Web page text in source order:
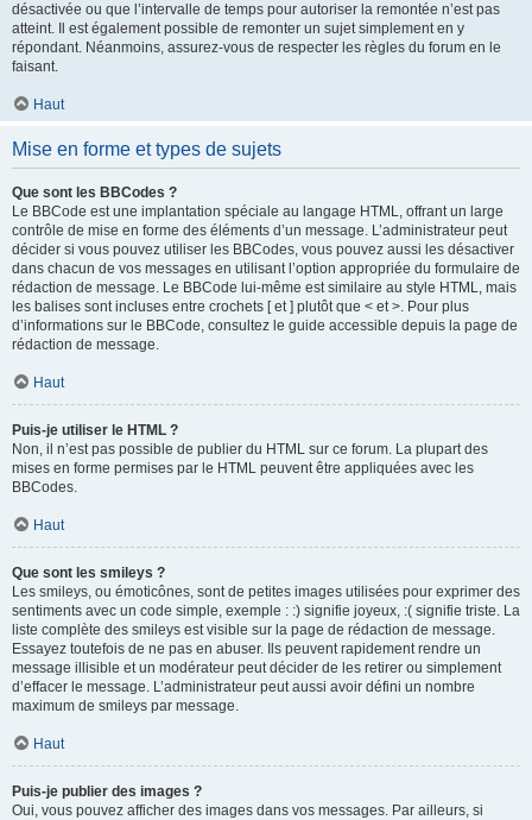
désactivée ou que l’intervalle de temps pour autoriser la remontée n’est pas
atteint. Il est également possible de remonter un sujet simplement en y
répondant. Néanmoins, assurez-vous de respecter les règles du forum en le
faisant.
Haut
Mise en forme et types de sujets
Que sont les BBCodes ?
Le BBCode est une implantation spéciale au langage HTML, offrant un large
contrôle de mise en forme des éléments d’un message. L’administrateur peut
décider si vous pouvez utiliser les BBCodes, vous pouvez aussi les désactiver
dans chacun de vos messages en utilisant l’option appropriée du formulaire de
rédaction de message. Le BBCode lui-même est similaire au style HTML, mais
les balises sont incluses entre crochets [ et ] plutôt que < et >. Pour plus
d’informations sur le BBCode, consultez le guide accessible depuis la page de
rédaction de message.
Haut
Puis-je utiliser le HTML ?
Non, il n’est pas possible de publier du HTML sur ce forum. La plupart des
mises en forme permises par le HTML peuvent être appliquées avec les
BBCodes.
Haut
Que sont les smileys ?
Les smileys, ou émoticônes, sont de petites images utilisées pour exprimer des
sentiments avec un code simple, exemple : :) signifie joyeux, :( signifie triste. La
liste complète des smileys est visible sur la page de rédaction de message.
Essayez toutefois de ne pas en abuser. Ils peuvent rapidement rendre un
message illisible et un modérateur peut décider de les retirer ou simplement
d’effacer le message. L’administrateur peut aussi avoir défini un nombre
maximum de smileys par message.
Haut
Puis-je publier des images ?
Oui, vous pouvez afficher des images dans vos messages. Par ailleurs, si